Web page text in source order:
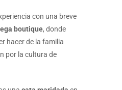
con una breve
boutique, donde
hacer de la familia
por la cultura de